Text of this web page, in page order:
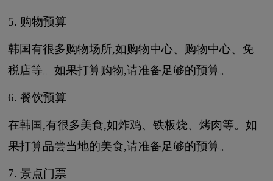
5. 购物预算
韩国有很多购物场所,如购物中心、购物中心、免
税店等。如果打算购物,请准备足够的预算。
6. 餐饮预算
在韩国,有很多美食,如炸鸡、铁板烧、烤肉等。如
果打算品尝当地的美食,请准备足够的预算。
7. 景点门票